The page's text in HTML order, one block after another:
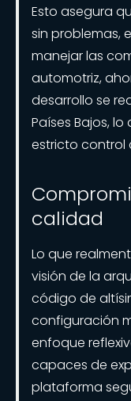
Esto asegura
sin problemas,
manejar las
automotriz,
desarrollo se
Países Bajos,
estricto control
calidad
Lo que
visión de la
código de
configuración
enfoque
capaces de
plataforma